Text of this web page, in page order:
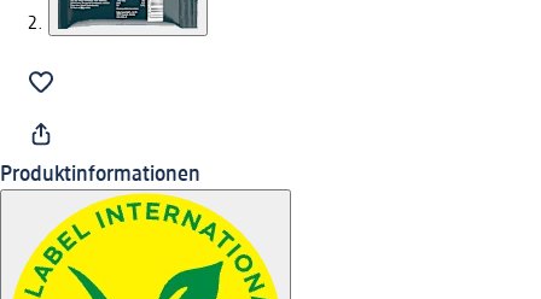
Produktinformationen